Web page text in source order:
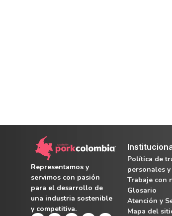
Representamos y
servimos con pasión
para el desarrollo de
una industria sostenible
y competitiva.
Política de
personales
Trabaje con
Glosario
Atención y
Mapa del